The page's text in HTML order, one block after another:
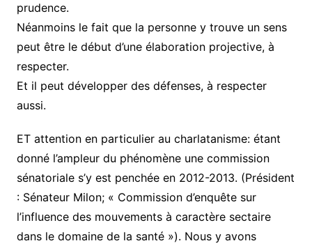
prudence.
Néanmoins le fait que la personne y trouve un sens
peut être le début d’une élaboration projective, à
respecter.
Et il peut développer des défenses, à respecter
aussi.
ET attention en particulier au charlatanisme: étant
donné l’ampleur du phénomène une commission
sénatoriale s’y est penchée en 2012-2013. (Président
: Sénateur Milon; « Commission d’enquête sur
l’influence des mouvements à caractère sectaire
dans le domaine de la santé »). Nous y avons